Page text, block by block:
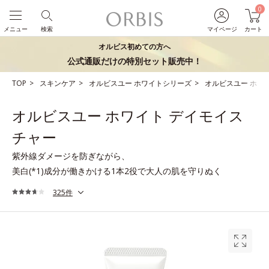
マイページ
0
カート
検索
メニュー
オルビス初めての方へ
公式通販だけの特別セット販売中！
TOP スキンケア オルビスユー ホワイトシリーズ オルビスユー ホワ
オルビスユー ホワイト デイモイス
チャー
紫外線ダメージを防ぎながら、
美白(*1)成分が働きかける1本2役で大人の肌を守りぬく
325件